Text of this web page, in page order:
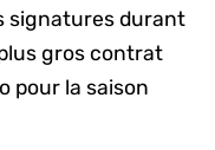
signatures durant
gros contrat
pour la saison